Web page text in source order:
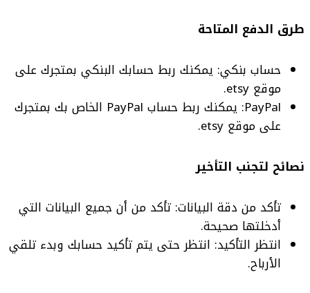
طرق الدفع المتاحة
حساب بنكي: يمكنك ربط حسابك البنكي بمتجرك على
موقع etsy.
PayPal: يمكنك ربط حساب PayPal الخاص بك بمتجرك
على موقع etsy.
نصائح لتجنب التأخير
تأكد من دقة البيانات: تأكد من أن جميع البيانات التي
أدخلتها صحيحة.
انتظر التأكيد: انتظر حتى يتم تأكيد حسابك وبدء تلقي
الأرباح.